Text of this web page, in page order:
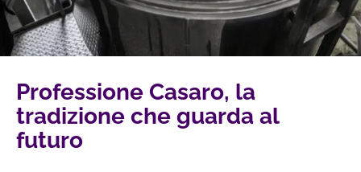
Professione Casaro, la
tradizione che guarda al
futuro